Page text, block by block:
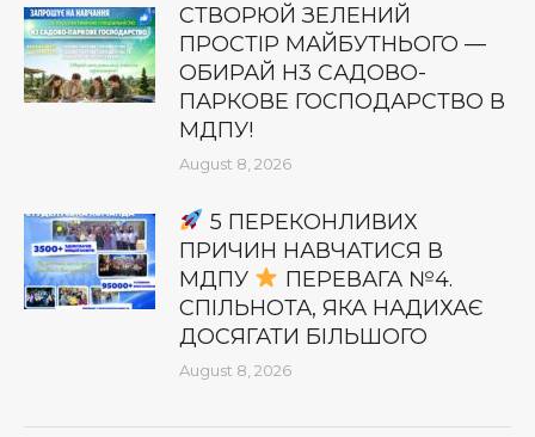
СТВОРЮЙ ЗЕЛЕНИЙ
ПРОСТІР МАЙБУТНЬОГО —
ОБИРАЙ Н3 САДОВО-
ПАРКОВЕ ГОСПОДАРСТВО В
МДПУ!
August 8, 2026
5 ПЕРЕКОНЛИВИХ
ПРИЧИН НАВЧАТИСЯ В
МДПУ
ПЕРЕВАГА №4.
СПІЛЬНОТА, ЯКА НАДИХАЄ
ДОСЯГАТИ БІЛЬШОГО
August 8, 2026